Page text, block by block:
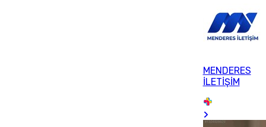
MENDERES
İLETİŞİM